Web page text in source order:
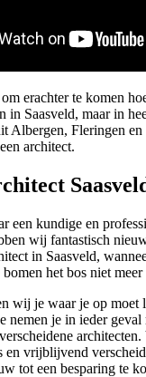
erachter te komen
in Saasveld, maar in
Albergen, Fleringen
architect.
een kundige en
wij fantastisch
in Saasveld,
het bos niet meer
wij je waar je op moet
nemen je in ieder
en vrijblijvend
tot een besparing te